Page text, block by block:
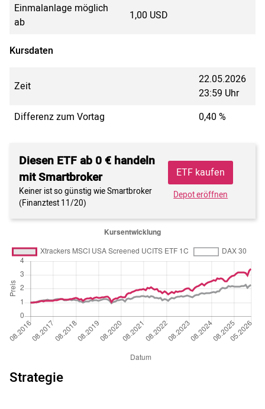
Einmalanlage möglich
ab
1,00 USD
Kursdaten
Zeit
22.05.2026
23:59 Uhr
Differenz zum Vortag
0,40 %
Diesen ETF ab 0 € handeln
mit Smartbroker
Keiner ist so günstig wie Smartbroker
(Finanztest 11/20)
ETF kaufen
Depot eröffnen
Strategie